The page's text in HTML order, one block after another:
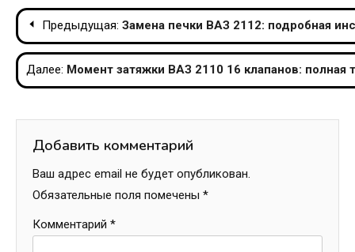
Навигация
по
записям
Предыдущая: Замена печки ВАЗ 2112: подробная
Далее: Момент затяжки ВАЗ 2110 16 клапанов: полная
Добавить комментарий
Ваш адрес email не будет опубликован.
Обязательные поля помечены *
Комментарий *